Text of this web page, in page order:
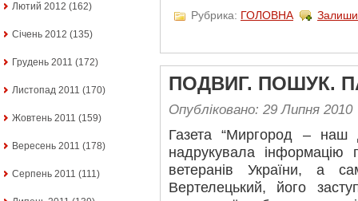
Лютий 2012 (162)
Січень 2012 (135)
Грудень 2011 (172)
Листопад 2011 (170)
Жовтень 2011 (159)
Вересень 2011 (178)
Серпень 2011 (111)
Рубрика: ГОЛОВНА
ПОДВИГ. ПОШУК.
Опубліковано: 29 Липня 2010
Газета “Миргород – наш
надрукувала інформацію
ветеранів України, а
Вертелецький, його